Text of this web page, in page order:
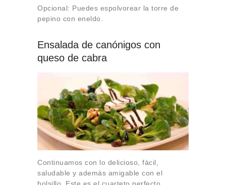
Opcional: Puedes espolvorear la torre de
pepino con eneldo.
Ensalada de canónigos con
queso de cabra
Continuamos con lo delicioso, fácil,
saludable y además amigable con el
bolsillo. Este es el cuarteto perfecto.